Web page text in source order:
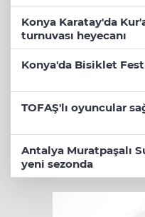
Konya Karatay'da
turnuvası heyecanı
Konya'da Bisiklet
TOFAŞ'lı oyuncular
Antalya Muratpaşalı
yeni sezonda